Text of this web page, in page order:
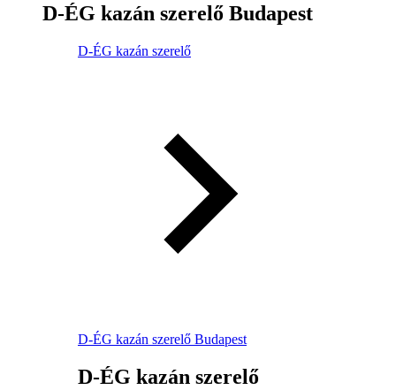
D-ÉG kazán szerelő Budapest
D-ÉG kazán szerelő
D-ÉG kazán szerelő Budapest
D-ÉG kazán szerelő